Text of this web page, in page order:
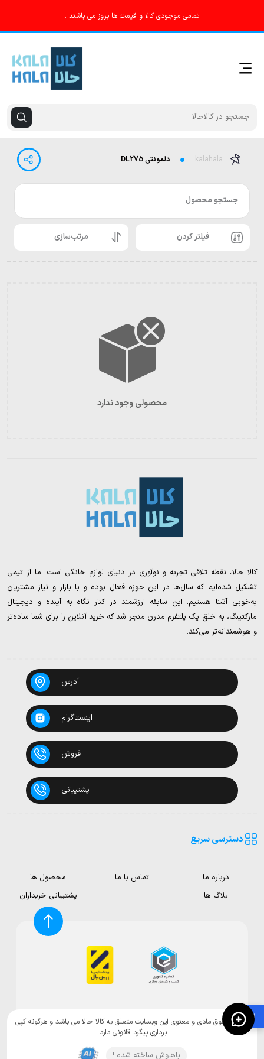
🛍️
تمامی موجودی کالا و قیمت ها بروز می باشند .
kalahala دلمونتی DL275
جستجو محصول
فیلتر کردن مرتب‌سازی
محصولی وجود ندارد
کالا حالا، نقطه تلاقی تجربه و نوآوری در دنیای لوازم خانگی است. ما از تیمی
تشکیل شده‌ایم که سال‌ها در این حوزه فعال بوده و با بازار و نیاز مشتریان
به‌خوبی آشنا هستیم. این سابقه ارزشمند در کنار نگاه به آینده و دیجیتال
مارکتینگ، به خلق یک پلتفرم مدرن منجر شد که خرید آنلاین را برای شما ساده‌تر
و هوشمندانه‌تر می‌کند.
آدرس
اینستاگرام
فروش
پشتیبانی
دسترسی سریع
درباره ما تماس با ما
محصول ها
بلاگ ها
پشتیبانی خریداران
تمامی حقوق مادی و معنوی این وبسایت متعلق به کالا حالا می باشد و هرگونه کپی
برداری پیگرد قانونی دارد.
باهـوش ساخته شده !